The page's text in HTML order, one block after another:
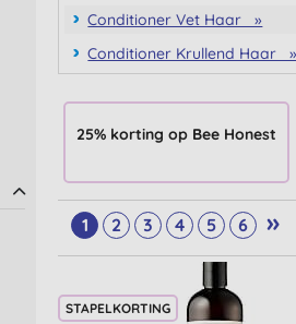
Conditioner Vet Haar »
Conditioner Krullend Haar »
25% korting op Bee Honest
1 2 3 4 5 6 »
STAPELKORTING